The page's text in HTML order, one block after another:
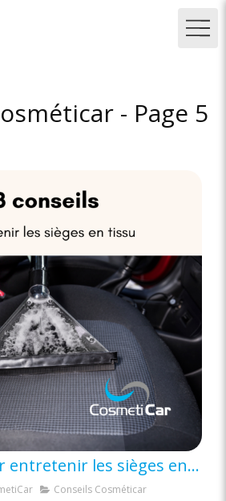
- Page 5
3 conseils pour entretenir les sièges en tissu de sa voiture ?
Conseils Cosméticar